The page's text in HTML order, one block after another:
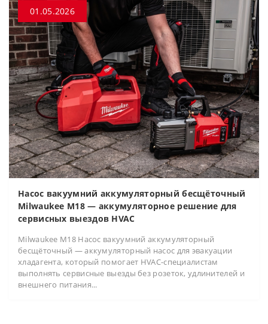
01.05.2026
Насос вакуумний аккумуляторный бесщёточный
Milwaukee M18 — аккумуляторное решение для
сервисных выездов HVAC
Milwaukee M18 Насос вакуумний аккумуляторный
бесщёточный — аккумуляторный насос для эвакуации
хладагента, который помогает HVAC-специалистам
выполнять сервисные выезды без розеток, удлинителей и
внешнего питания...